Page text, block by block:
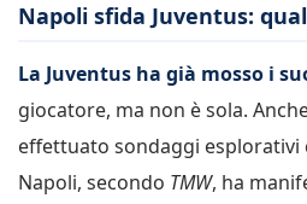
Napoli sfida Juventus:
La Juventus ha già mosso i
giocatore, ma non è sola.
effettuato sondaggi esplorativi
Napoli, secondo TMW, ha